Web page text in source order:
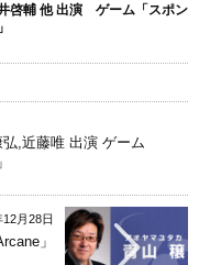
啓輔 他 出演 ゲーム「スポン
,近藤唯 出演 ゲーム
月28日
」